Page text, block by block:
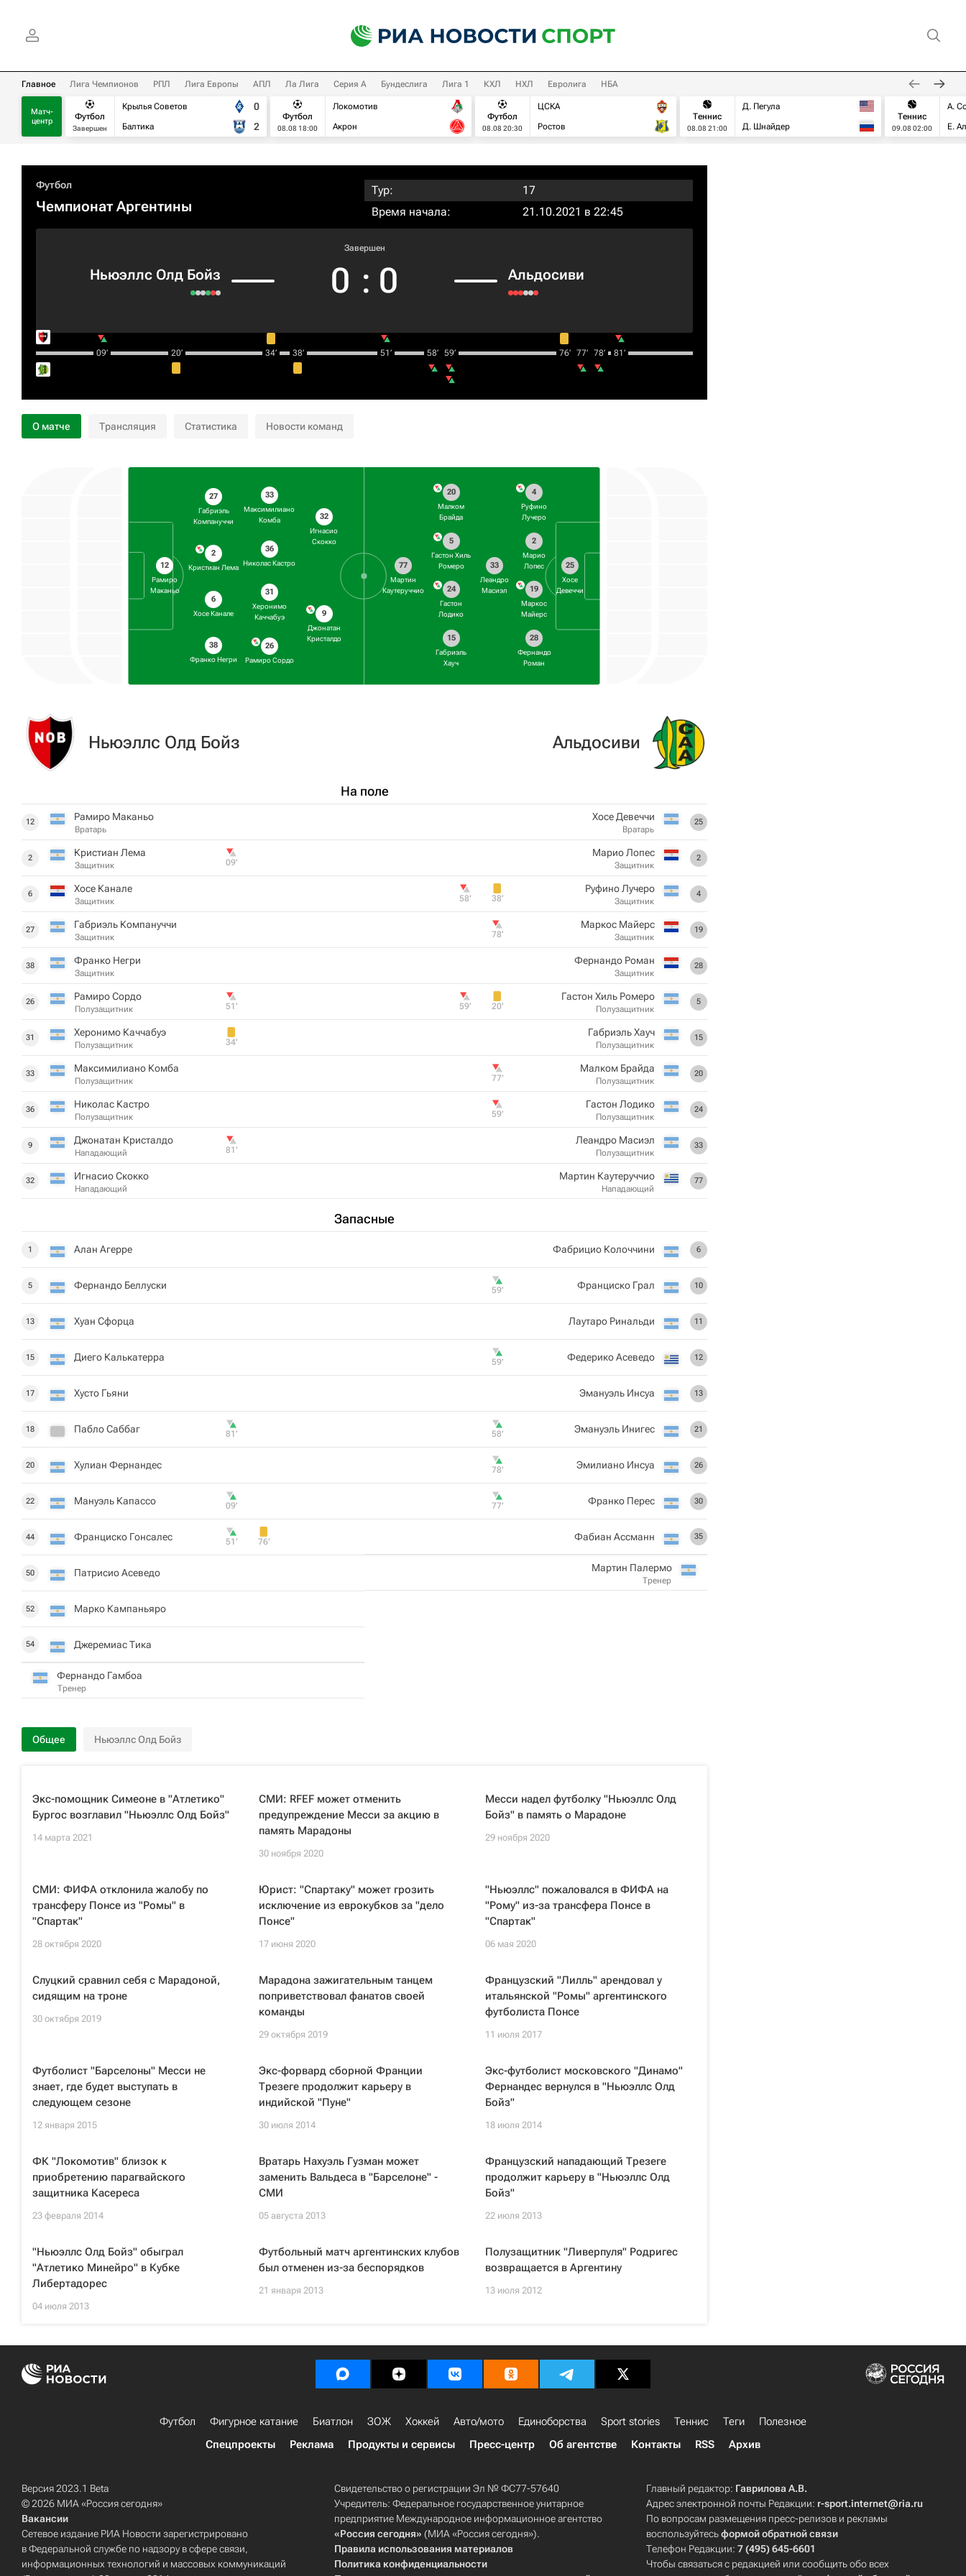
Главное Лига Чемпионов РПЛ Лига Европы АПЛ Ла Лига Серия А Бундеслига Лига 1 КХЛ НХЛ Евролига НБА
Матч-
центр
Футбол
Завершен
Крылья Советов
Балтика
0
2
Футбол
08.08 18:00
Локомотив
Акрон
Футбол
08.08 20:30
ЦСКА
Ростов
Теннис
08.08 21:00
Д. Пегула
Д. Шнайдер
Теннис
09.08 02:00
А.
Е.
Футбол
Чемпионат Аргентины
Тур:
17
Время начала:
21.10.2021 в 22:45
Ньюэллс Олд Бойз
Завершен
0 : 0 Альдосиви
09‎’‎ 20‎’‎ 34‎’‎ 38‎’‎ 51‎’‎ 58‎’‎ 59‎’‎ 76‎’‎ 77‎’‎ 78‎’‎ 81‎’‎
О матче Трансляция Статистика Новости команд
12
Рамиро
Маканьо
27
Габриэль
Компануччи
2
Кристиан Лема
6
Хосе Канале
38
Франко Негри
33
Максимилиано
Комба
36
Николас Кастро
31
Херонимо
Каччабуэ
26
Рамиро Сордо
32
Игнасио
Скокко
9
Джонатан
Кристалдо
25
Хосе
Девеччи
4
Руфино
Лучеро
2
Марио
Лопес
19
Маркос
Майерс
28
Фернандо
Роман
33
Леандро
Масиэл
20
Малком
Брайда
5
Гастон Хиль
Ромеро
24
Гастон
Лодико
15
Габриэль
Хауч
77
Мартин
Каутеруччио
Ньюэллс Олд Бойз
На поле
12 Рамиро Маканьо
Вратарь
2 Кристиан Лема
Защитник 09‎’‎
6 Хосе Канале
Защитник
27 Габриэль Компануччи
Защитник
38 Франко Негри
Защитник
26 Рамиро Сордо
Полузащитник 51‎’‎
31 Херонимо Каччабуэ
Полузащитник 34‎’‎
33 Максимилиано Комба
Полузащитник
36 Николас Кастро
Полузащитник
9 Джонатан Кристалдо
Нападающий 81‎’‎
32 Игнасио Скокко
Нападающий
Запасные
1 Алан Агерре
5 Фернандо Беллуски
13 Хуан Сфорца
15 Диего Калькатерра
17 Хусто Гьяни
18 Пабло Саббаг 81‎’‎
20 Хулиан Фернандес
22 Мануэль Капассо 09‎’‎
44 Франциско Гонсалес 51‎’‎ 76‎’‎
50 Патрисио Асеведо
52 Марко Кампаньяро
54 Джеремиас Тика
Фернандо Гамбоа
Тренер
Альдосиви
25
Хосе Девеччи
Вратарь
2
Марио Лопес
Защитник
4
Руфино Лучеро
Защитник
38‎’‎
58‎’‎
19
Маркос Майерс
Защитник
78‎’‎
28
Фернандо Роман
Защитник
5
Гастон Хиль Ромеро
Полузащитник
20‎’‎
59‎’‎
15
Габриэль Хауч
Полузащитник
20
Малком Брайда
Полузащитник
77‎’‎
24
Гастон Лодико
Полузащитник
59‎’‎
33
Леандро Масиэл
Полузащитник
77
Мартин Каутеруччио
Нападающий
6
Фабрицио Колоччини
10
Франциско Грал
59‎’‎
11
Лаутаро Ринальди
12
Федерико Асеведо
59‎’‎
13
Эмануэль Инсуа
21
Эмануэль Инигес
58‎’‎
26
Эмилиано Инсуа
78‎’‎
30
Франко Перес
77‎’‎
35
Фабиан Ассманн
Мартин Палермо
Тренер
Общее Ньюэллс Олд Бойз
Экс-помощник Симеоне в "Атлетико"
Бургос возглавил "Ньюэллс Олд Бойз"
14 марта 2021
СМИ: RFEF может отменить
предупреждение Месси за акцию в
память Марадоны
30 ноября 2020
Месси надел футболку "Ньюэллс Олд
Бойз" в память о Марадоне
29 ноября 2020
СМИ: ФИФА отклонила жалобу по
трансферу Понсе из "Ромы" в
"Спартак"
28 октября 2020
Юрист: "Спартаку" может грозить
исключение из еврокубков за "дело
Понсе"
17 июня 2020
"Ньюэллc" пожаловался в ФИФА на
"Рому" из-за трансфера Понсе в
"Спартак"
06 мая 2020
Слуцкий сравнил себя с Марадоной,
сидящим на троне
30 октября 2019
Марадона зажигательным танцем
поприветствовал фанатов своей
команды
29 октября 2019
Французский "Лилль" арендовал у
итальянской "Ромы" аргентинского
футболиста Понсе
11 июля 2017
Футболист "Барселоны" Месси не
знает, где будет выступать в
следующем сезоне
12 января 2015
Экс-форвард сборной Франции
Трезеге продолжит карьеру в
индийской "Пуне"
30 июля 2014
Экс-футболист московского "Динамо"
Фернандес вернулся в "Ньюэллс Олд
Бойз"
18 июля 2014
ФК "Локомотив" близок к
приобретению парагвайского
защитника Касереса
23 февраля 2014
Вратарь Нахуэль Гузман может
заменить Вальдеса в "Барселоне" -
СМИ
05 августа 2013
Французский нападающий Трезеге
продолжит карьеру в "Ньюэллс Олд
Бойз"
22 июля 2013
"Ньюэллс Олд Бойз" обыграл
"Атлетико Минейро" в Кубке
Либертадорес
04 июля 2013
Футбольный матч аргентинских клубов
был отменен из-за беспорядков
21 января 2013
Полузащитник "Ливерпуля" Родригес
возвращается в Аргентину
13 июля 2012
Футбол Фигурное катание Биатлон ЗОЖ Хоккей Авто/мото Единоборства Sport stories Теннис Теги
Полезное
Спецпроекты
Реклама Продукты и сервисы Пресс-центр Об агентстве Контакты RSS Архив
Версия 2023.1 Beta
© 2026 МИА «Россия сегодня»
Вакансии
Сетевое издание РИА Новости зарегистрировано
в Федеральной службе по надзору в сфере связи,
информационных технологий и массовых коммуникаций
Свидетельство о регистрации Эл № ФС77-57640
Учредитель: Федеральное государственное унитарное
предприятие Международное информационное агентство
«Россия сегодня» (МИА «Россия сегодня»).
Правила использования материалов
Политика конфиденциальности
Главный редактор: Гаврилова А.В.
Адрес электронной почты Редакции: r-sport.internet@ria.ru
По вопросам размещения пресс-релизов и рекламы
воспользуйтесьформой обратной связи
Телефон Редакции:7 (495) 645-6601
Чтобы связаться с редакцией или сообщить обо всех